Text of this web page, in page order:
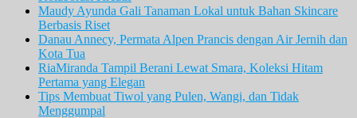
Maudy Ayunda Gali Tanaman Lokal untuk Bahan Skincare
Berbasis Riset
Danau Annecy, Permata Alpen Prancis dengan Air Jernih dan
Kota Tua
RiaMiranda Tampil Berani Lewat Smara, Koleksi Hitam
Pertama yang Elegan
Tips Membuat Tiwol yang Pulen, Wangi, dan Tidak
Menggumpal